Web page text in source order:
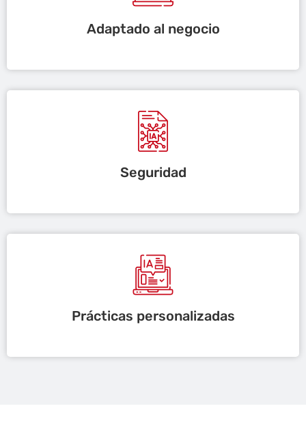
Adaptado al negocio
Seguridad
Prácticas personalizadas